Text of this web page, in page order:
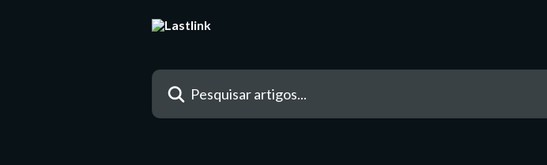
Pesquisar artigos...